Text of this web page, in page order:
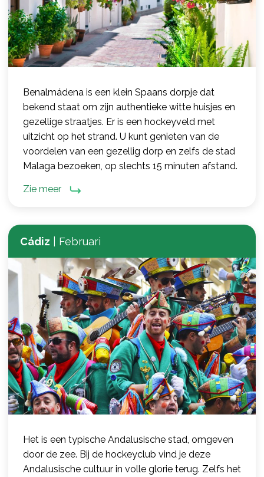
Benalmádena is een klein Spaans dorpje dat
bekend staat om zijn authentieke witte huisjes en
gezellige straatjes. Er is een hockeyveld met
uitzicht op het strand. U kunt genieten van de
voordelen van een gezellig dorp en zelfs de stad
Malaga bezoeken, op slechts 15 minuten afstand.
Zie meer
Cádiz Februari
Het is een typische Andalusische stad, omgeven
door de zee. Bij de hockeyclub vind je deze
Andalusische cultuur in volle glorie terug. Zelfs het